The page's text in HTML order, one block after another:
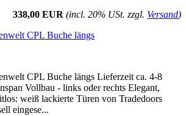
338,00 EUR (incl. 20% USt. zzgl. Versand)
CPL Buche längs
CPL Buche längs Lieferzeit ca. 4-8
Vollbau - links oder rechts Elegant,
weiß lackierte Türen von Tradedoors
eingese...